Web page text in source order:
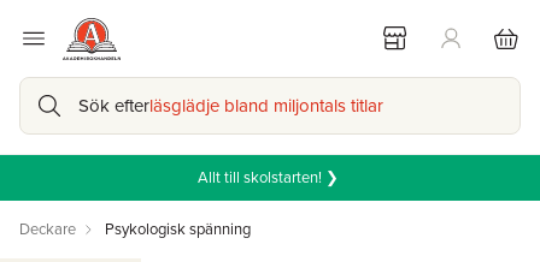
Sök efterläsglädje bland miljontals titlar
Allt till skolstarten! ❯
Deckare Psykologisk spänning